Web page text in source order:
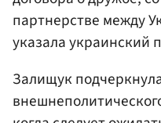
партнерстве между
указала украинский
Залищук